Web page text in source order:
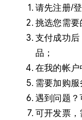
请先注册/
挑选您需要
支付成功
品；
在我的帐户
需要加购服
遇到问题？
可开发票，